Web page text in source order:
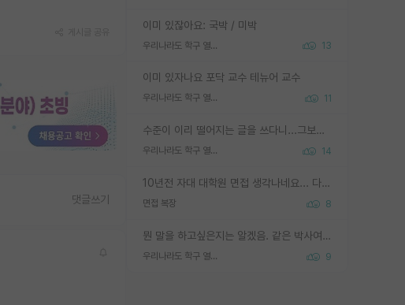
이미 있잖아요: 국박 / 미박
우리나라도 학구 열풍보면 Higher Doctorate 학위가 필요하다고 봅니다. 13
이미 있자나요 포닥 교수 테뉴어 교수
우리나라도 학구 열풍보면 Higher Doctorate 학위가 필요하다고 봅니다. 11
수준이 이리 떨어지는 글을 쓰다니...그보다 이런 헛소리에 정성들여 답변해주시는 분들에게 존경심 1 드림
우리나라도 학구 열풍보면 Higher Doctorate 학위가 필요하다고 봅니다. 14
10년전 자대 대학원 면접 생각나네요... 다들 양복에 넥타이까지 하고 갔더니, 국회의원 출마하냐고 놀리셨던. (면접질문내용: 증명사진에선 두상이 계란형인데, 실제론 그렇지 않다. 증명사진이 뭘 증명하고 있는거냐)ㅋㅋㅋㅋ
면접 복장 8
뭔 말을 하고싶은지는 알겠음. 같은 박사여도 솔직히 역량 차이가 엄청 나는게 현실임. 근데 그건 박사 이상의 학위를 새로 줄게 아니라 물박사 양성이 안되게끔 제도가 바뀌어야죠.
우리나라도 학구 열풍보면 Higher Doctorate 학위가 필요하다고 봅니다. 9
댓글쓰기